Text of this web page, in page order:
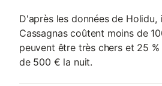
D'après les données de Holidu,
Cassagnas coûtent moins de
peuvent être très chers et 25
de 500 € la nuit.